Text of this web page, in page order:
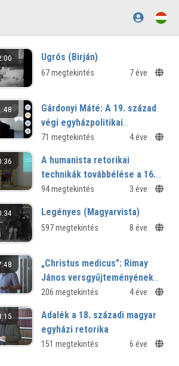
Ugrós (Birján)
67 megtekintés 7 éve
Gárdonyi Máté: A 19. század
végi egyházpolitikai
küzdelmek és a vidék
71 megtekintés 4 éve
A humanista retorikai
technikák továbbélése a 16.
századi protestáns
94 megtekintés 3 éve
Legényes (Magyarvista)
597 megtekintés 8 éve
„Christus medicus”: Rimay
János versgyűjteményének
szubtextusai
206 megtekintés 4 éve
Adalék a 18. századi magyar
egyházi retorika
történetéhez
151 megtekintés 6 éve